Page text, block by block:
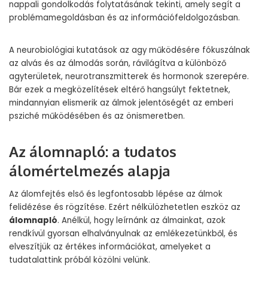
nappali gondolkodás folytatásának tekinti, amely segít a
problémamegoldásban és az információfeldolgozásban.
A neurobiológiai kutatások az agy működésére fókuszálnak
az alvás és az álmodás során, rávilágítva a különböző
agyterületek, neurotranszmitterek és hormonok szerepére.
Bár ezek a megközelítések eltérő hangsúlyt fektetnek,
mindannyian elismerik az álmok jelentőségét az emberi
psziché működésében és az önismeretben.
Az álomnapló: a tudatos
álomértelmezés alapja
Az álomfejtés első és legfontosabb lépése az álmok
felidézése és rögzítése. Ezért nélkülözhetetlen eszköz az
álomnapló. Anélkül, hogy leírnánk az álmainkat, azok
rendkívül gyorsan elhalványulnak az emlékezetünkből, és
elveszítjük az értékes információkat, amelyeket a
tudatalattink próbál közölni velünk.